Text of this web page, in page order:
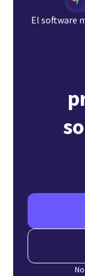
El software